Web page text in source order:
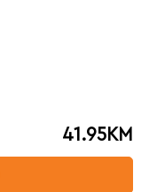
41.95KM